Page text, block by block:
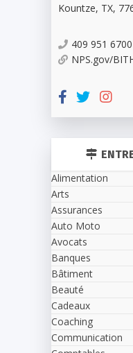
Kountze, TX,
409 951 6700
NPS.gov/
Alimentation
Arts
Assurances
Auto Moto
Avocats
Banques
Bâtiment
Beauté
Cadeaux
Coaching
Communication